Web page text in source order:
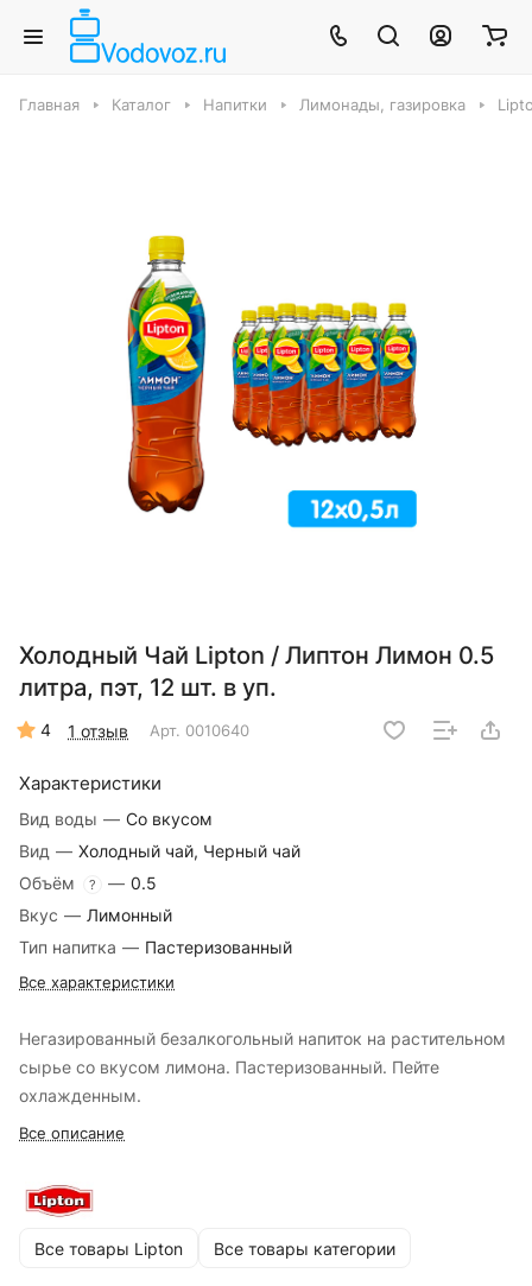
Главная Каталог Напитки Лимонады, газировка
Холодный Чай Lipton / Липтон Лимон 0.5
литра, пэт, 12 шт. в уп.
4 1 отзыв Арт. 0010640
Характеристики
Вид воды — Со вкусом
Вид — Холодный чай, Черный чай
Объём
? — 0.5
Вкус — Лимонный
Тип напитка — Пастеризованный
Все характеристики
Негазированный безалкогольный напиток на растительном
сырье со вкусом лимона. Пастеризованный. Пейте
охлажденным.
Все описание
Все товары Lipton Все товары категории